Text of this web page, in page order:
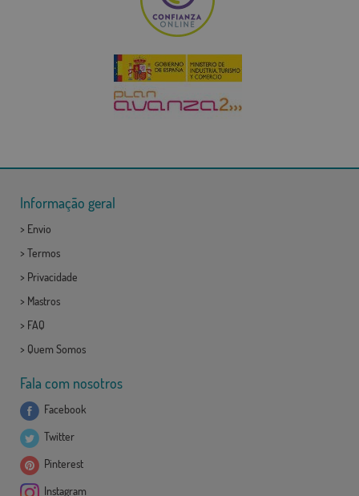
Informação geral
> Envio
> Termos
> Privacidade
> Mastros
> FAQ
> Quem Somos
Fala com nosotros
Facebook
Twitter
Pinterest
Instagram